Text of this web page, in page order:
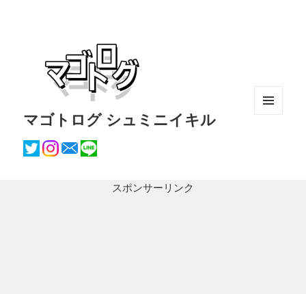
マゴトログ シュミニイキル
スポンサーリンク